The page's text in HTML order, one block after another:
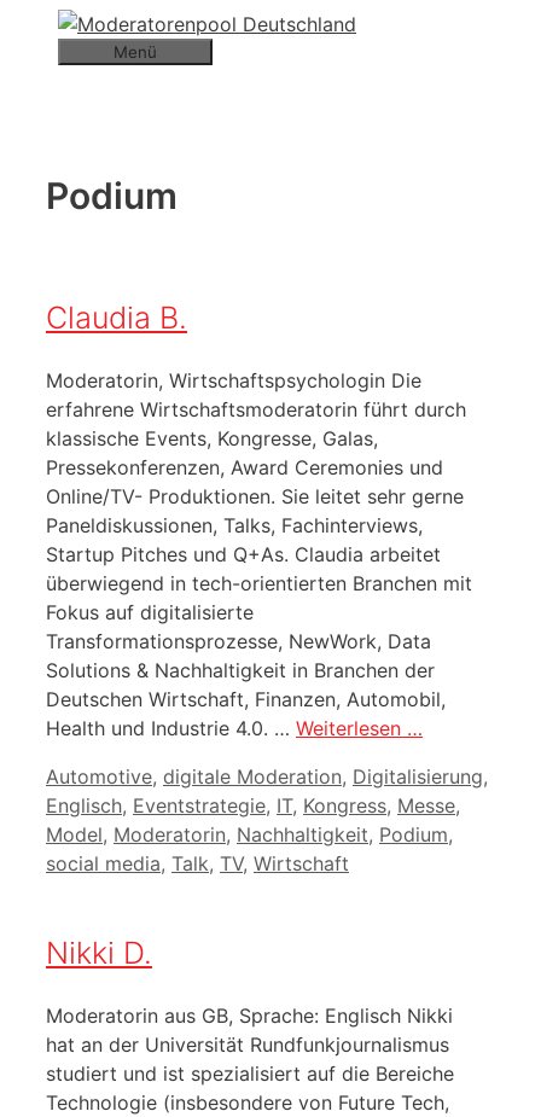
Menü
Podium
Claudia B.
Moderatorin, Wirtschaftspsychologin Die
erfahrene Wirtschaftsmoderatorin führt durch
klassische Events, Kongresse, Galas,
Pressekonferenzen, Award Ceremonies und
Online/TV- Produktionen. Sie leitet sehr gerne
Paneldiskussionen, Talks, Fachinterviews,
Startup Pitches und Q+As. Claudia arbeitet
überwiegend in tech-orientierten Branchen mit
Fokus auf digitalisierte
Transformationsprozesse, NewWork, Data
Solutions & Nachhaltigkeit in Branchen der
Deutschen Wirtschaft, Finanzen, Automobil,
Health und Industrie 4.0. … Weiterlesen …
Kategorien
Automotive, digitale Moderation, Digitalisierung,
Englisch, Eventstrategie, IT, Kongress, Messe,
Model, Moderatorin, Nachhaltigkeit, Podium,
social media, Talk, TV, Wirtschaft
Nikki D.
Moderatorin aus GB, Sprache: Englisch Nikki
hat an der Universität Rundfunkjournalismus
studiert und ist spezialisiert auf die Bereiche
Technologie (insbesondere von Future Tech,